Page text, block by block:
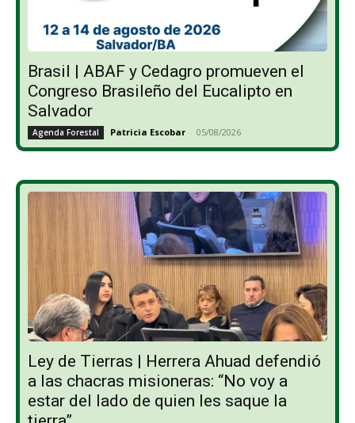
Brasil | ABAF y Cedagro promueven el
Congreso Brasileño del Eucalipto en
Salvador
Agenda Forestal Patricia Escobar - 05/08/2026
Ley de Tierras | Herrera Ahuad defendió
a las chacras misioneras: “No voy a
estar del lado de quien les saque la